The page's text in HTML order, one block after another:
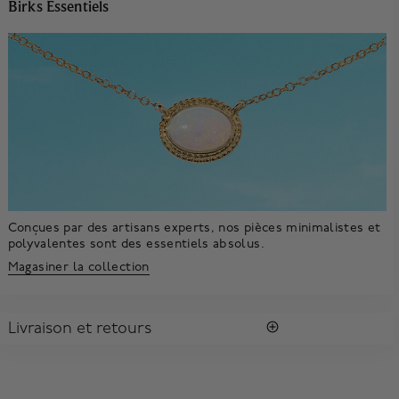
Birks Essentiels
Conçues par des artisans experts, nos pièces minimalistes et
polyvalentes sont des essentiels absolus.
Magasiner la collection
Livraison et retours